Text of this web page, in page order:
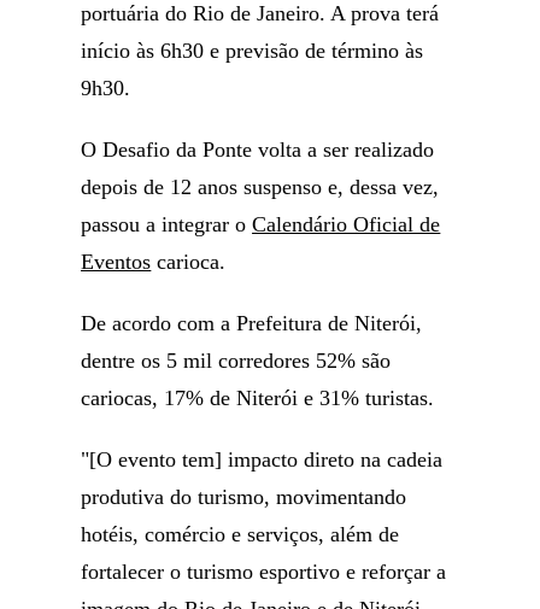
portuária do Rio de Janeiro. A prova terá
início às 6h30 e previsão de término às
9h30.
O Desafio da Ponte volta a ser realizado
depois de 12 anos suspenso e, dessa vez,
passou a integrar oCalendário Oficial de
Eventos carioca.
De acordo com a Prefeitura de Niterói,
dentre os 5 mil corredores 52% são
cariocas, 17% de Niterói e 31% turistas.
"[O evento tem] impacto direto na cadeia
produtiva do turismo, movimentando
hotéis, comércio e serviços, além de
fortalecer o turismo esportivo e reforçar a